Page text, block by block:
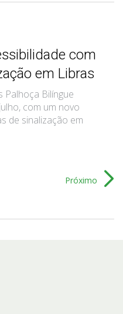
com
em Libras
Palhoça Bilíngue
com um novo
de sinalização em
Próximo